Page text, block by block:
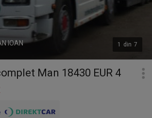
1 din 7
IOAN
Man 18430 EUR 4